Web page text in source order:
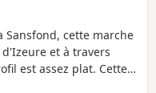
cette marche
et à travers
est assez plat. Cette